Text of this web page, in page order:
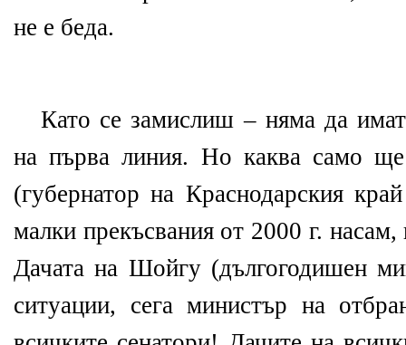
не е беда.
Като се замислиш – няма да
на първа линия. Но каква само
(губернатор на Краснодарския
малки прекъсвания от 2000 г.
Дачата на Шойгу (дългогодишен
ситуации, сега министър на